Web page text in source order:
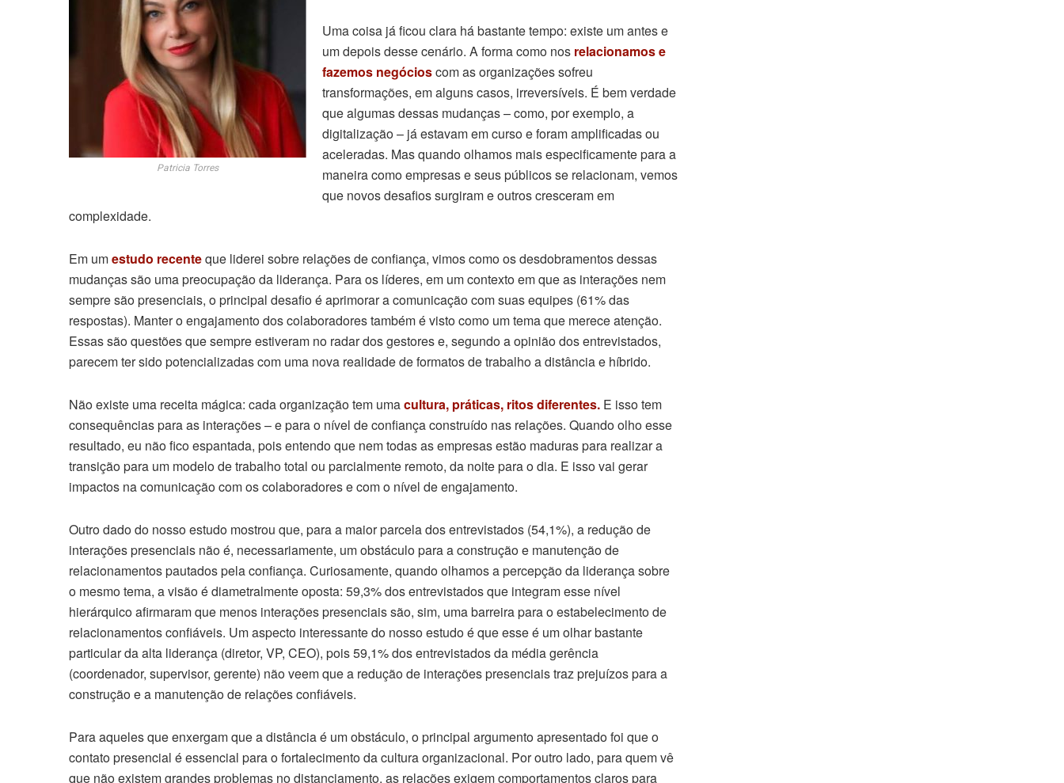
Patricia Torres
Uma coisa já ficou clara há bastante tempo: existe um antes e
um depois desse cenário. A forma como nos relacionamos e
fazemos negócioscom as organizações sofreu
transformações, em alguns casos, irreversíveis. É bem verdade
que algumas dessas mudanças – como, por exemplo, a
digitalização – já estavam em curso e foram amplificadas ou
aceleradas. Mas quando olhamos mais especificamente para a
maneira como empresas e seus públicos se relacionam, vemos
que novos desafios surgiram e outros cresceram em
complexidade.
Em umestudo recenteque liderei sobre relações de confiança, vimos como os desdobramentos dessas
mudanças são uma preocupação da liderança. Para os líderes, em um contexto em que as interações nem
sempre são presenciais, o principal desafio é aprimorar a comunicação com suas equipes (61% das
respostas). Manter o engajamento dos colaboradores também é visto como um tema que merece atenção.
Essas são questões que sempre estiveram no radar dos gestores e, segundo a opinião dos entrevistados,
parecem ter sido potencializadas com uma nova realidade de formatos de trabalho a distância e híbrido.
Não existe uma receita mágica: cada organização tem umacultura, práticas, ritos diferentes. E isso tem
consequências para as interações – e para o nível de confiança construído nas relações. Quando olho esse
resultado, eu não fico espantada, pois entendo que nem todas as empresas estão maduras para realizar a
transição para um modelo de trabalho total ou parcialmente remoto, da noite para o dia. E isso vai gerar
impactos na comunicação com os colaboradores e com o nível de engajamento.
Outro dado do nosso estudo mostrou que, para a maior parcela dos entrevistados (54,1%), a redução de
interações presenciais não é, necessariamente, um obstáculo para a construção e manutenção de
relacionamentos pautados pela confiança. Curiosamente, quando olhamos a percepção da liderança sobre
o mesmo tema, a visão é diametralmente oposta: 59,3% dos entrevistados que integram esse nível
hierárquico afirmaram que menos interações presenciais são, sim, uma barreira para o estabelecimento de
relacionamentos confiáveis. Um aspecto interessante do nosso estudo é que esse é um olhar bastante
particular da alta liderança (diretor, VP, CEO), pois 59,1% dos entrevistados da média gerência
(coordenador, supervisor, gerente) não veem que a redução de interações presenciais traz prejuízos para a
construção e a manutenção de relações confiáveis.
Para aqueles que enxergam que a distância é um obstáculo, o principal argumento apresentado foi que o
contato presencial é essencial para o fortalecimento da cultura organizacional. Por outro lado, para quem vê
que não existem grandes problemas no distanciamento, as relações exigem comportamentos claros para